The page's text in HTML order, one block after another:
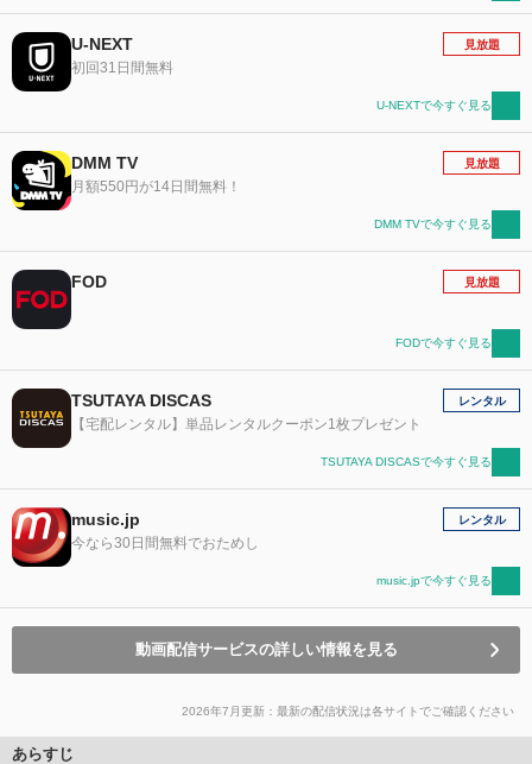
U-NEXT
初回31日間無料
見放題
U-NEXTで今すぐ見る
DMM TV
月額550円が14日間無料！
見放題
DMM TVで今すぐ見る
FOD 見放題
FODで今すぐ見る
TSUTAYA DISCAS
【宅配レンタル】単品レンタルクーポン1枚プレゼント
レンタル
TSUTAYA DISCASで今すぐ見る
music.jp
今なら30日間無料でおためし
レンタル
music.jpで今すぐ見る
動画配信サービスの詳しい情報を見る
2026年7月更新：最新の配信状況は各サイトでご確認ください
あらすじ